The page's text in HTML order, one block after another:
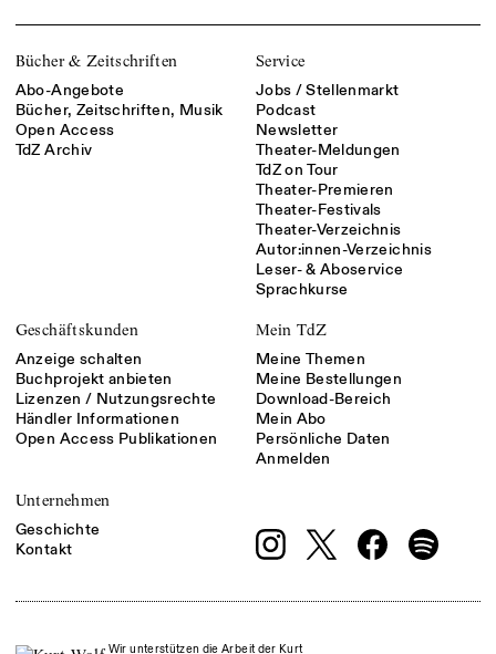
Bücher & Zeitschriften
Abo-Angebote
Bücher, Zeitschriften, Musik
Open Access
TdZ Archiv
Service
Jobs / Stellenmarkt
Podcast
Newsletter
Theater-Meldungen
TdZ on Tour
Theater-Premieren
Theater-Festivals
Theater-Verzeichnis
Autor:innen-Verzeichnis
Leser- & Aboservice
Sprachkurse
Geschäftskunden
Anzeige schalten
Buchprojekt anbieten
Lizenzen / Nutzungsrechte
Händler Informationen
Open Access Publikationen
Mein TdZ
Meine Themen
Meine Bestellungen
Download-Bereich
Mein Abo
Persönliche Daten
Anmelden
Unternehmen
Geschichte
Kontakt
Wir unterstützen die Arbeit der Kurt